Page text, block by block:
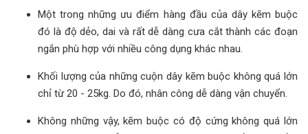
Một trong những ưu điểm hàng đầu của dây kẽm buộc
đó là độ dẻo, dai và rất dễ dàng cưa cắt thành các đoạn
ngắn phù hợp với nhiều công dụng khác nhau.
Khối lượng của những cuộn dây kẽm buộc không quá lớn
chỉ từ 20 - 25kg. Do đó, nhân công dễ dàng vận chuyển.
Không những vậy, kẽm buộc có độ cứng không quá lớn